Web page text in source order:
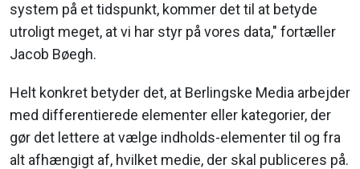
system på et tidspunkt, kommer det til at betyde
utroligt meget, at vi har styr på vores data," fortæller
Jacob Bøegh.
Helt konkret betyder det, at Berlingske Media arbejder
med differentierede elementer eller kategorier, der
gør det lettere at vælge indholds-elementer til og fra
alt afhængigt af, hvilket medie, der skal publiceres på.